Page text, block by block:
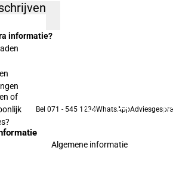
direct inschrijven
informatie?
of
Bel 071 - 545 1234WhatsApp
Algemene informatie